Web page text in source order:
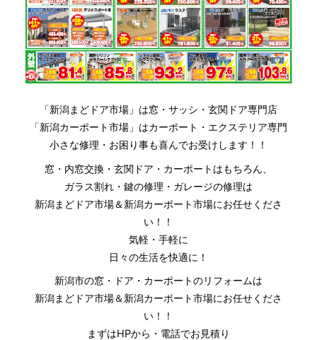
「新潟まどドア市場」は窓・サッシ・玄関ドア専門店
「新潟カーポート市場」はカーポート・エクステリア専門
小さな修理・お困り事も喜んでお受けします！！
窓・内窓交換・玄関ドア・カーポートはもちろん、
ガラス割れ・鍵の修理・ガレージの修理は
新潟まどドア市場＆新潟カーポート市場にお任せくださ
い！！
気軽・手軽に
日々の生活を快適に！
新潟市の窓・ドア・カーポートのリフォームは
新潟まどドア市場＆新潟カーポート市場にお任せくださ
い！！
まずはHPから・電話でお見積り